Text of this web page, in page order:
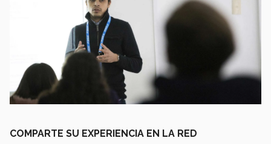
COMPARTE SU EXPERIENCIA EN LA RED